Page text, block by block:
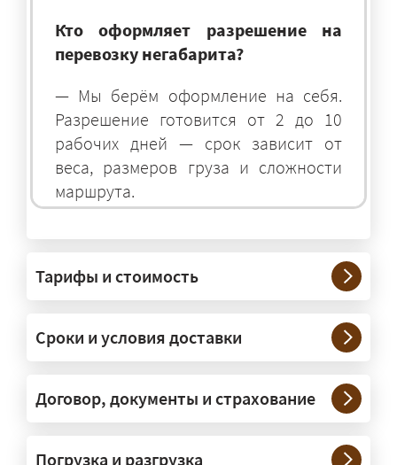
Кто оформляет разрешение на
перевозку негабарита?
— Мы берём оформление на себя.
Разрешение готовится от 2 до 10
рабочих дней — срок зависит от
веса, размеров груза и сложности
маршрута.
— На тралах и низкорамниках —
платформах, рассчитанных на
крупногабаритную технику и
конструкции. Транспорт подбираем
под конкретные размеры и вес груза.
сопровождение?
Тарифы и стоимость
Сроки и условия доставки
Договор, документы и страхование
Погрузка и разгрузка